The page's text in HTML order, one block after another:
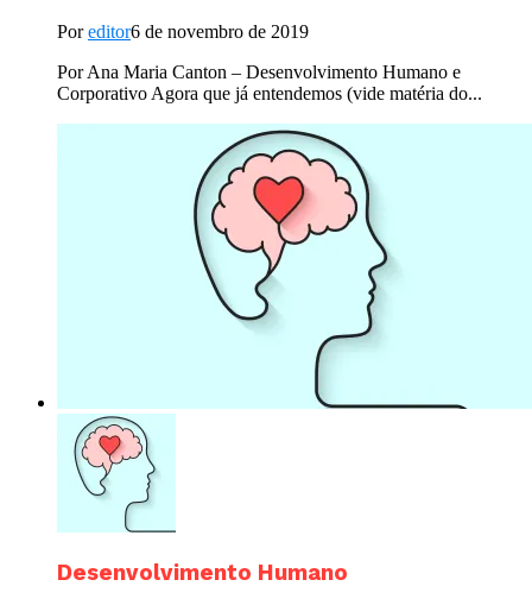
Poreditor6 de novembro de 2019
Por Ana Maria Canton – Desenvolvimento Humano e
Corporativo Agora que já entendemos (vide matéria do...
Desenvolvimento Humano